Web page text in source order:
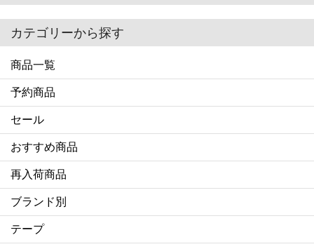
カテゴリーから探す
商品一覧
予約商品
セール
おすすめ商品
再入荷商品
ブランド別
テープ